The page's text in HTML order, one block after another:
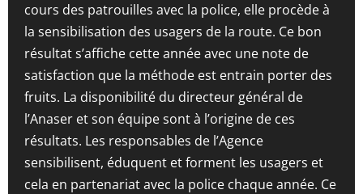
cours des patrouilles avec la police, elle procède à
la sensibilisation des usagers de la route. Ce bon
résultat s’affiche cette année avec une note de
satisfaction que la méthode est entrain porter des
fruits. La disponibilité du directeur général de
l’Anaser et son équipe sont à l’origine de ces
résultats. Les responsables de l’Agence
sensibilisent, éduquent et forment les usagers et
cela en partenariat avec la police chaque année. Ce